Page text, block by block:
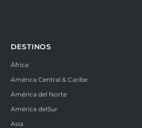
DESTINOS
África
América Central & Caribe
América del Norte
América delSur
Asia